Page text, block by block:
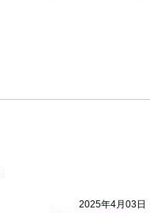
2025年4月03日